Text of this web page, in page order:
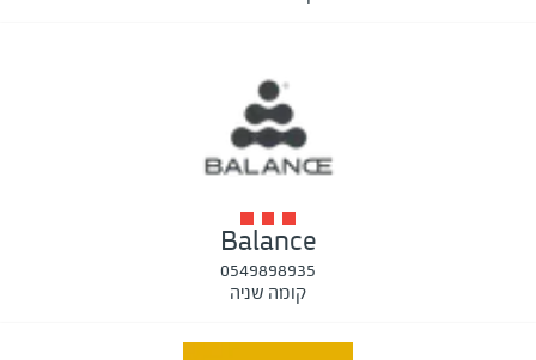
Balance
0549898935
קומה שניה